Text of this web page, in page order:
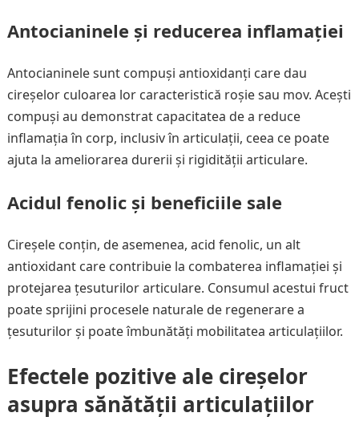
Antocianinele și reducerea inflamației
Antocianinele sunt compuși antioxidanți care dau
cireșelor culoarea lor caracteristică roșie sau mov. Acești
compuși au demonstrat capacitatea de a reduce
inflamația în corp, inclusiv în articulații, ceea ce poate
ajuta la ameliorarea durerii și rigidității articulare.
Acidul fenolic și beneficiile sale
Cireșele conțin, de asemenea, acid fenolic, un alt
antioxidant care contribuie la combaterea inflamației și
protejarea țesuturilor articulare. Consumul acestui fruct
poate sprijini procesele naturale de regenerare a
țesuturilor și poate îmbunătăți mobilitatea articulațiilor.
Efectele pozitive ale cireșelor
asupra sănătății articulațiilor